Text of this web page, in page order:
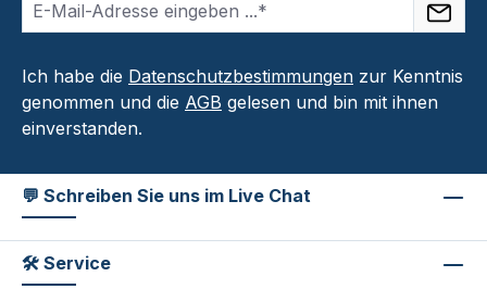
Ich habe die Datenschutzbestimmungen zur Kenntnis
genommen und die AGB gelesen und bin mit ihnen
einverstanden.
💬 Schreiben Sie uns im Live Chat
🛠 Service